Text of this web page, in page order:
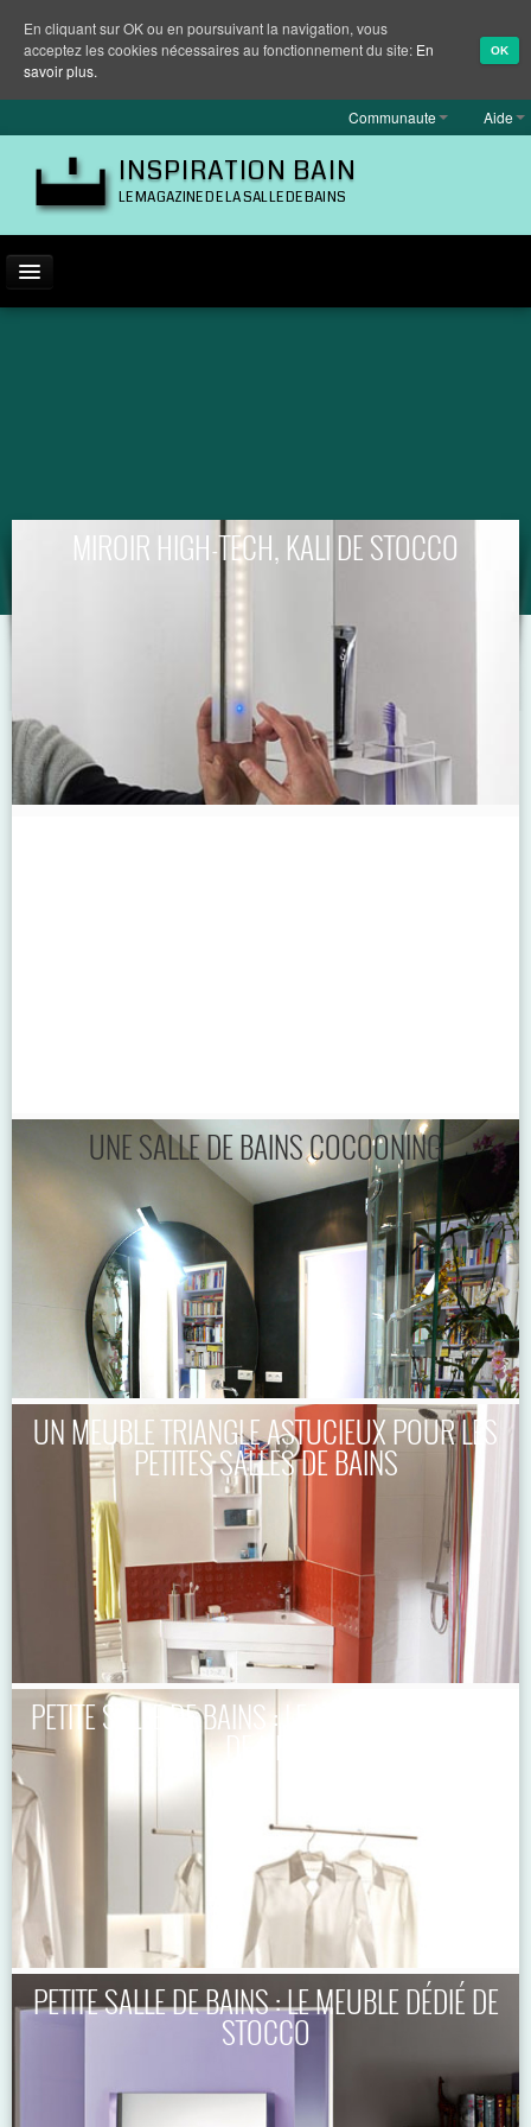
Communaute Aide
INSPIRATION BAIN
LE MAGAZINE DE LA SALLE DE BAINS
EQUIPEMENTMIROIR HIGH-TECH, KALI DE STOCCO
UNE SALLE DE BAINS COCOONING
UN MEUBLE TRIANGLE ASTUCIEUX POUR LES
PETITES SALLES DE BAINS
PETITE SALLE DE BAINS : LE MEUBLE COMPLET
DE LIDO
PETITE SALLE DE BAINS : LE MEUBLE DÉDIÉ DE
STOCCO
En cliquant sur OK ou en poursuivant la navigation, vous
acceptez les cookies nécessaires au fonctionnement du site: En
savoir plus.
OK